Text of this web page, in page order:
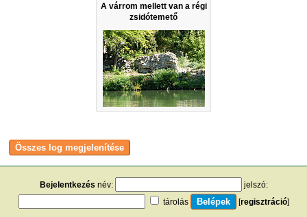
A várrom mellett van a régi
zsidótemető
Bejelentkezés név:
jelszó:
tárolás
[regisztráció]